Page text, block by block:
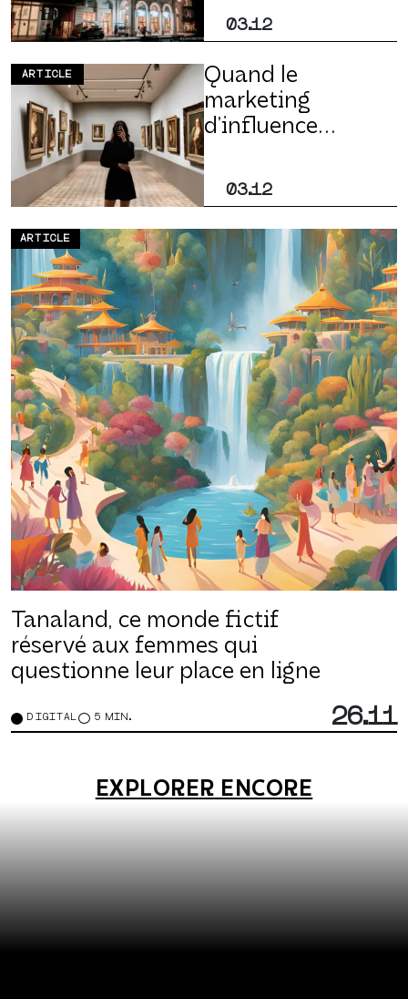
03.12
les injonctions
paradoxales
ARTICLE
03.12
Quand le
marketing
d’influence
culture
ARTICLE
Tanaland, ce monde fictif
réservé aux femmes qui
questionne leur place en ligne
DIGITAL 5 MIN. 26.11
EXPLORER ENCORE